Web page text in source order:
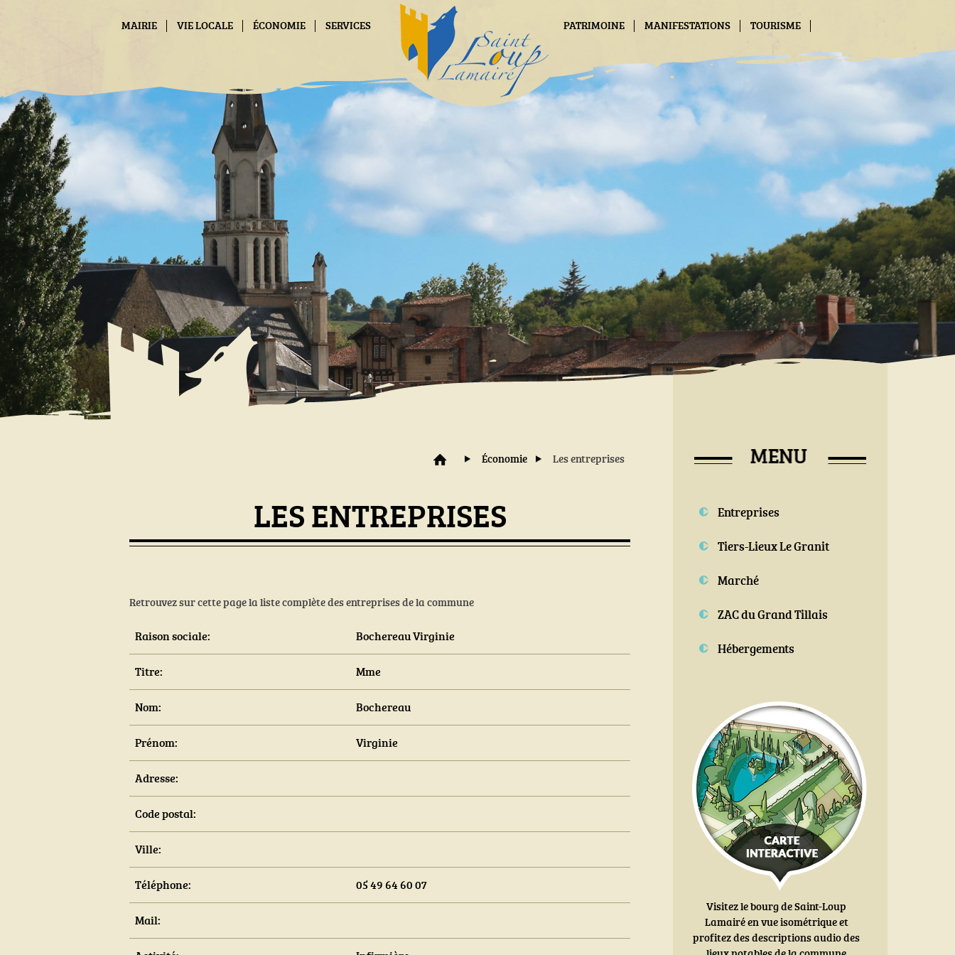
MAIRIE VIE LOCALE ÉCONOMIE SERVICES PATRIMOINE MANIFESTATIONS TOURISME
Économie Les entreprises
LES ENTREPRISES
Retrouvez sur cette page la liste complète des entreprises de la commune
Raison sociale: Bochereau Virginie
Titre: Mme
Nom: Bochereau
Prénom: Virginie
Adresse:
Code postal:
Ville:
Téléphone: 05 49 64 60 07
Mail:
Entreprises
Tiers-Lieux Le Granit
Marché
ZAC du Grand Tillais
Hébergements
Visitez le bourg de Saint-Loup
Lamairé en vue isométrique et
profitez des descriptions audio des